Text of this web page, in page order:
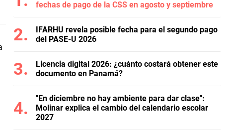
fechas de pago de la CSS en agosto y septiembre
IFARHU revela posible fecha para el segundo pago
del PASE-U 2026
Licencia digital 2026: ¿cuánto costará obtener este
documento en Panamá?
"En diciembre no hay ambiente para dar clase":
Molinar explica el cambio del calendario escolar
2027